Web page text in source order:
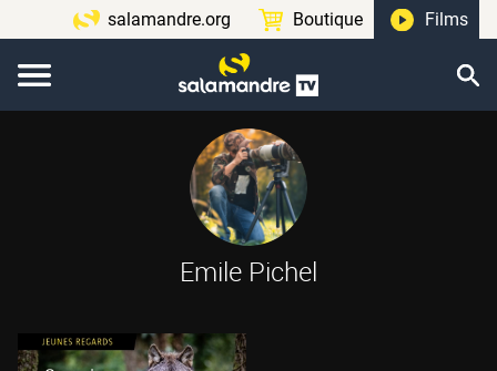
salamandre.org Boutique Films
Emile Pichel